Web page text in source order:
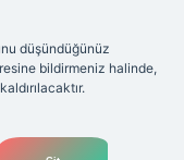
düşündüğünüz
bildirmeniz halinde,